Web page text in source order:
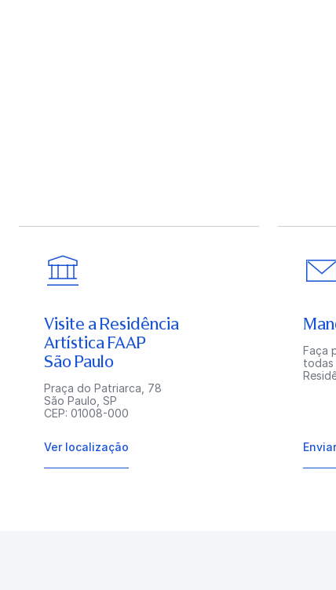
Visite a Residência
Artística FAAP
São Paulo
Praça do Patriarca, 78
São Paulo, SP
CEP: 01008-000
Ver localização
Faça
todas